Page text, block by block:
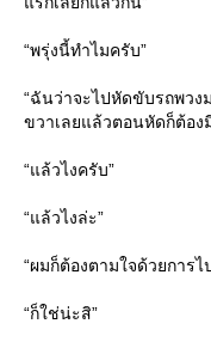
“พรุ่งนี้ทำไมครับ”
“ฉันว่าจะไปหัดขับรถพวง
ขวาเลยแล้วตอนหัดก็ต้อง
“แล้วไงครับ”
“แล้วไงล่ะ”
“ผมก็ต้องตามใจด้วยการ
“ก็ใช่น่ะสิ”